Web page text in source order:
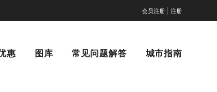
会员注册 注册
惠 图库 常见问题解答 城市指南